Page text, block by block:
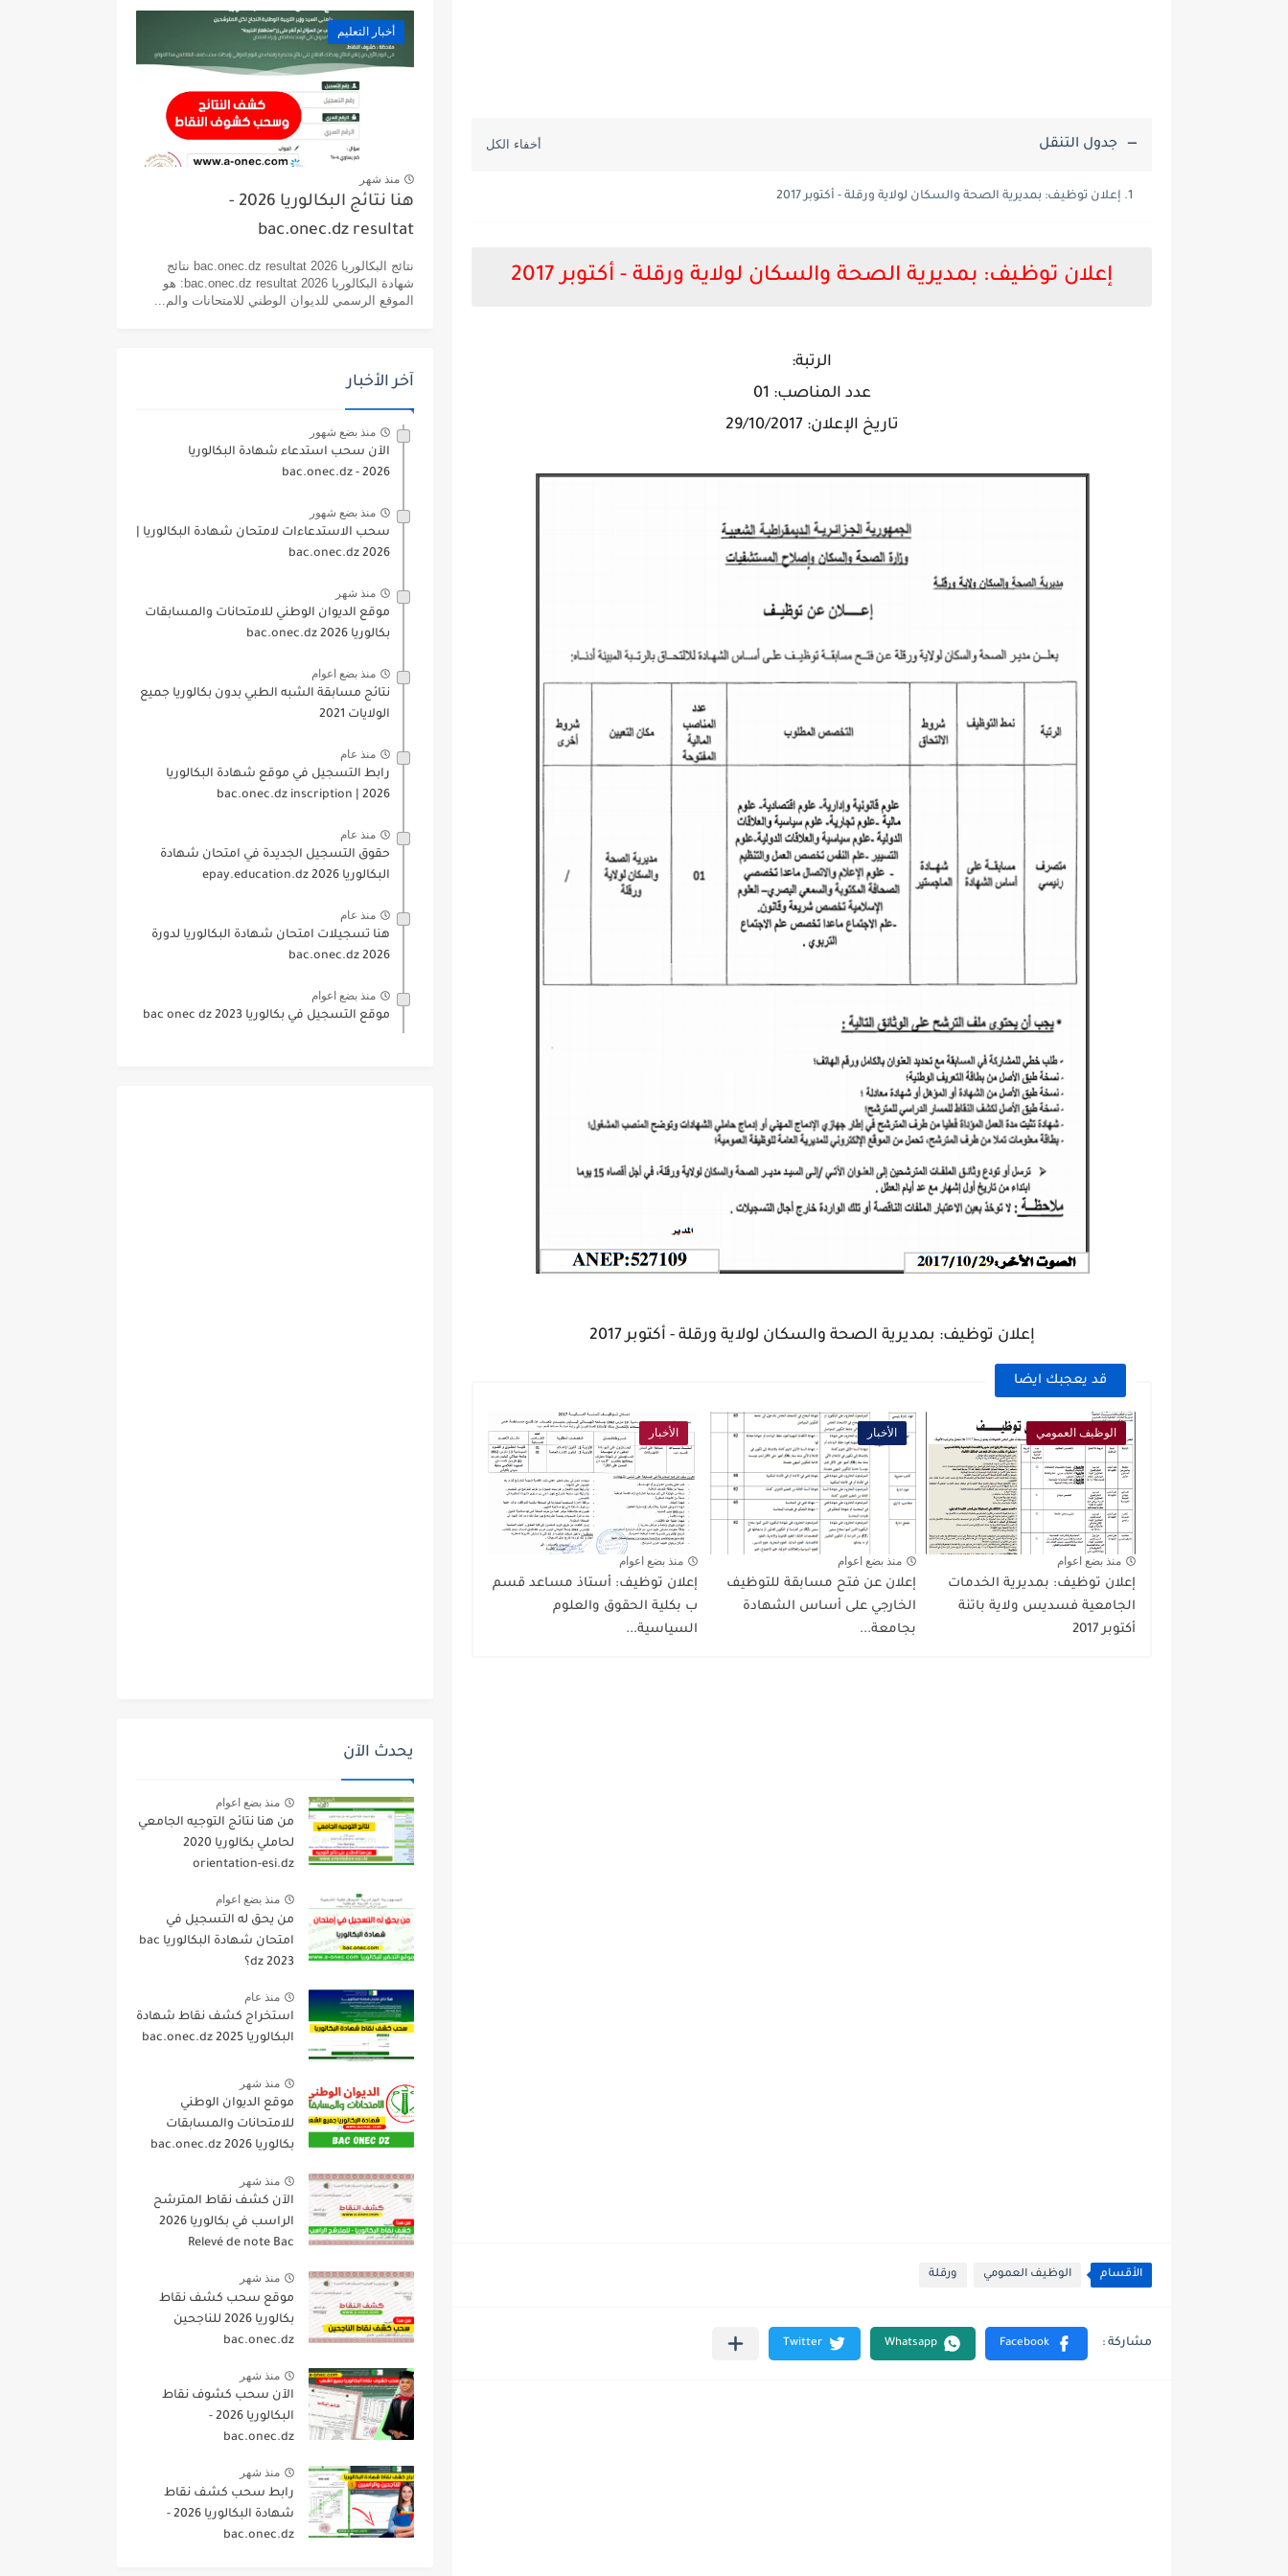
جدول التنقل
إعلان توظيف: بمديرية الصحة والسكان لولاية ورقلة - أكتوبر 2017
إعلان توظيف: بمديرية الصحة والسكان لولاية ورقلة - أكتوبر 2017
الرتبة:
عدد المناصب: 01
تاريخ الإعلان: 29/10/2017
إعلان توظيف: بمديرية الصحة والسكان لولاية ورقلة - أكتوبر 2017
قد يعجبك ايضا
الوظيف العمومي
منذ بضع اعوام
إعلان توظيف: بمديرية الخدمات
الجامعية فسديس ولاية باتنة
أكتوبر 2017
الأخبار
منذ بضع اعوام
إعلان عن فتح مسابقة للتوظيف
الخارجي على أساس الشهادة
بجامعة...
الأخبار
منذ بضع اعوام
إعلان توظيف: أستاذ مساعد قسم
ب بكلية الحقوق والعلوم
السياسية...
الأقسام الوظيف العمومي ورقلة
أخبار التعليم
منذ شهر
هنا نتائج البكالوريا 2026 -
bac.onec.dz resultat
نتائج البكالوريا 2026 bac.onec.dz resultat نتائج
شهادة البكالوريا 2026 bac.onec.dz resultat: هو
الموقع الرسمي للديوان الوطني للامتحانات والم...
آخر الأخبار
منذ بضع شهور
الآن سحب استدعاء شهادة البكالوريا
bac.onec.dz - 2026
منذ بضع شهور
سحب الاستدعاءات لامتحان شهادة البكالوريا |
2026 bac.onec.dz
منذ شهر
موقع الديوان الوطني للامتحانات والمسابقات
بكالوريا 2026 bac.onec.dz
منذ بضع اعوام
نتائج مسابقة الشبه الطبي بدون بكالوريا جميع
الولايات 2021
منذ عام
رابط التسجيل في موقع شهادة البكالوريا
2026 | bac.onec.dz inscription
منذ عام
حقوق التسجيل الجديدة في امتحان شهادة
البكالوريا 2026 epay.education.dz
منذ عام
هنا تسجيلات امتحان شهادة البكالوريا لدورة
2026 bac.onec.dz
منذ بضع اعوام
موقع التسجيل في بكالوريا 2023 bac onec dz
يحدث الآن
منذ بضع اعوام
من هنا نتائج التوجيه الجامعي
لحاملي بكالوريا 2020
orientation-esi.dz
منذ بضع اعوام
من يحق له التسجيل في
امتحان شهادة البكالوريا bac
dz 2023؟
منذ عام
استخراج كشف نقاط شهادة
البكالوريا 2025 bac.onec.dz
منذ شهر
موقع الديوان الوطني
للامتحانات والمسابقات
بكالوريا 2026 bac.onec.dz
منذ شهر
الآن كشف نقاط المترشح
الراسب في بكالوريا 2026
Relevé de note Bac
منذ شهر
موقع سحب كشف نقاط
بكالوريا 2026 للناجحين
bac.onec.dz
منذ شهر
الآن سحب كشوف نقاط
البكالوريا 2026 -
bac.onec.dz
منذ شهر
رابط سحب كشف نقاط
شهادة البكالوريا 2026 -
bac.onec.dz